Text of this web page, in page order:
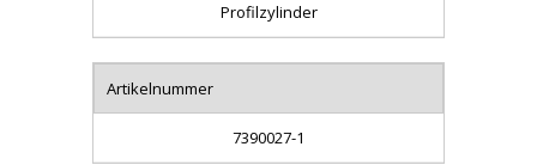
Profilzylinder
Artikelnummer
7390027-1